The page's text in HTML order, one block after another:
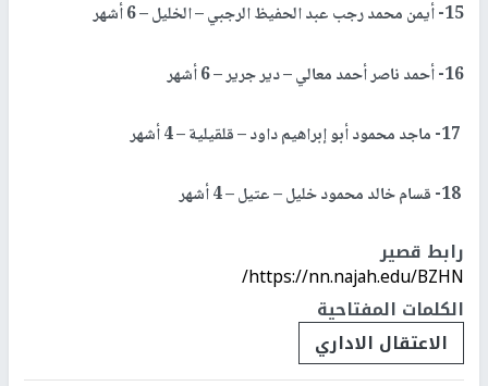
15- أيمن محمد رجب عبد الحفيظ الرجبي – الخليل – 6 أشهر
16- أحمد ناصر أحمد معالي – دير جرير – 6 أشهر
رابط قصير
https://nn.najah.edu/BZHN/
الكلمات المفتاحية
الاعتقال الاداري